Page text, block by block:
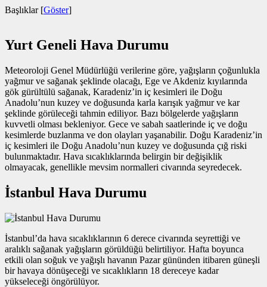
Başlıklar [Göster]
Yurt Geneli Hava Durumu
Meteoroloji Genel Müdürlüğü verilerine göre, yağışların çoğunlukla
yağmur ve sağanak şeklinde olacağı, Ege ve Akdeniz kıyılarında
gök gürültülü sağanak, Karadeniz’in iç kesimleri ile Doğu
Anadolu’nun kuzey ve doğusunda karla karışık yağmur ve kar
şeklinde görüleceği tahmin ediliyor. Bazı bölgelerde yağışların
kuvvetli olması bekleniyor. Gece ve sabah saatlerinde iç ve doğu
kesimlerde buzlanma ve don olayları yaşanabilir. Doğu Karadeniz’in
iç kesimleri ile Doğu Anadolu’nun kuzey ve doğusunda çığ riski
bulunmaktadır. Hava sıcaklıklarında belirgin bir değişiklik
olmayacak, genellikle mevsim normalleri civarında seyredecek.
İstanbul Hava Durumu
İstanbul’da hava sıcaklıklarının 6 derece civarında seyrettiği ve
aralıklı sağanak yağışların görüldüğü belirtiliyor. Hafta boyunca
etkili olan soğuk ve yağışlı havanın Pazar gününden itibaren güneşli
bir havaya dönüşeceği ve sıcaklıkların 18 dereceye kadar
yükseleceği öngörülüyor.